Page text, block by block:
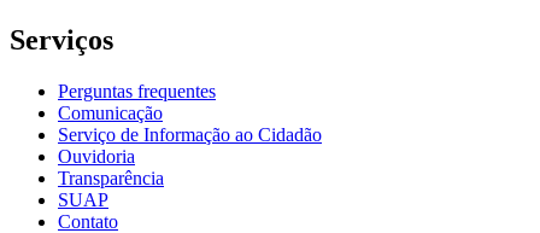
Serviços
Perguntas frequentes
Comunicação
Serviço de Informação ao Cidadão
Ouvidoria
Transparência
SUAP
Contato